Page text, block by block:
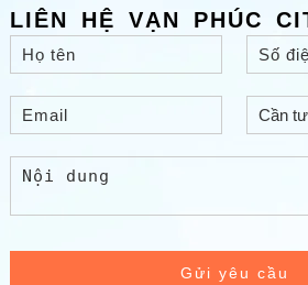
LIÊN HỆ VẠN PHÚC
Gửi yêu cầu